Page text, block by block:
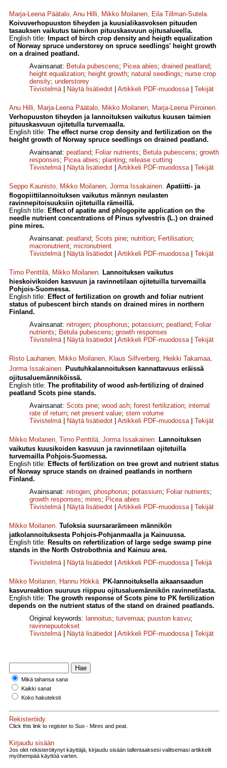
Marja-Leena Päätalo, Anu Hilli, Mikko Moilanen, Eila Tillman-Sutela.
Koivuverhopuuston tiheyden ja kuusialikasvoksen pituuden
tasauksen vaikutus taimikon pituuskasvuun ojitusalueella.
English title: Impact of birch crop density and heigth equalization
of Norway spruce understorey on spruce seedlings' height growth
on a drained peatland.
Avainsanat: Betula pubescens; Picea abies; drained peatland;
height equalization; height growth; natural seedlings; nurse crop
density; understorey
Tiivistelmä| Näytä lisätiedot Artikkeli PDF-muodossa| Tekijät
Anu Hilli, Marja-Leena Päätalo, Mikko Moilanen, Marja-Leena Piiroinen.
Verhopuuston tiheyden ja lannoituksen vaikutus kuusen taimien
pituuskasvuun ojitetulla turvemaalla.
English title: The effect nurse crop density and fertilization on the
height growth of Norway spruce seedlings on drained peatland.
Avainsanat: peatland; Foliar nutrients; Betula pubescens; growth
responses; Picea abies; planting; release cutting
Tiivistelmä| Näytä lisätiedot Artikkeli PDF-muodossa| Tekijät
Seppo Kaunisto, Mikko Moilanen, Jorma Issakainen. Apatiitti- ja
flogopiittilannoituksen vaikutus männyn neulasten
ravinnepitoisuuksiin ojitetuilla rämeillä.
English title: Effect of apatite and phlogopite application on the
needle nutrient concentrations of Pinus sylvestris (L.) on drained
pine mires.
Avainsanat: peatland; Scots pine; nutrition; Fertilisation;
macronutrient; micronutrient
Tiivistelmä| Näytä lisätiedot Artikkeli PDF-muodossa| Tekijät
Timo Penttilä, Mikko Moilanen. Lannoituksen vaikutus
hieskoivikoiden kasvuun ja ravinnetilaan ojitetuilla turvemailla
Pohjois-Suomessa.
English title: Effect of fertilization on growth and foliar nutrient
status of pubescent birch stands on drained mires in northern
Finland.
Avainsanat: nitrogen; phosphorus; potassium; peatland; Foliar
nutrients; Betula pubescens; growth responses
Tiivistelmä| Näytä lisätiedot Artikkeli PDF-muodossa| Tekijät
Risto Lauhanen, Mikko Moilanen, Klaus Silfverberg, Heikki Takamaa,
Jorma Issakainen. Puutuhkalannoituksen kannattavuus eräissä
ojitusaluemänniköissä.
English title: The profitability of wood ash-fertilizing of drained
peatland Scots pine stands.
Avainsanat: Scots pine; wood ash; forest fertilization; internal
rate of return; net present value; stem volume
Tiivistelmä| Näytä lisätiedot Artikkeli PDF-muodossa| Tekijät
Mikko Moilanen, Timo Penttilä, Jorma Issakainen. Lannoituksen
vaikutus kuusikoiden kasvuun ja ravinnetilaan ojitetuilla
turvemailla Pohjois-Suomessa.
English title: Effects of fertilization on tree growt and nutrient status
of Norway spruce stands on drained peatlands in northern
Finland.
Avainsanat: nitrogen; phosphorus; potassium; Foliar nutrients;
growth responses; mires; Picea abies
Tiivistelmä| Näytä lisätiedot Artikkeli PDF-muodossa| Tekijät
Mikko Moilanen. Tuloksia suursararämeen männikön
jatkolannoituksesta Pohjois-Pohjanmaalla ja Kainuussa.
English title: Results on refertilization of large sedge swamp pine
stands in the North Ostrobothnia and Kainuu area.
Tiivistelmä| Näytä lisätiedot Artikkeli PDF-muodossa| Tekijä
Mikko Moilanen, Hannu Hökkä. PK-lannoituksella aikaansaadun
kasvureaktion suuruus riippuu ojitusaluemännikön ravinnetilasta.
English title: The growth response of Scots pine to PK fertilization
depends on the nutrient status of the stand on drained peatlands.
Original keywords: lannoitus; turvemaa; puuston kasvu;
ravinnepuutokset
Tiivistelmä| Näytä lisätiedot Artikkeli PDF-muodossa| Tekijät
Mikä tahansa sana
Kaikki sanat
Koko hakuteksti
Rekisteröidy
Click this link to register to Suo - Mires and peat.
Kirjaudu sisään
Jos olet rekisteröitynyt käyttäjä, kirjaudu sisään tallentaaksesi valitsemasi artikkelit
myöhempää käyttöä varten.